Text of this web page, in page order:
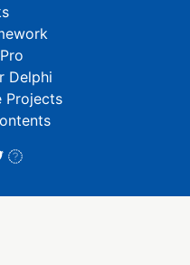
Delphi
Projects